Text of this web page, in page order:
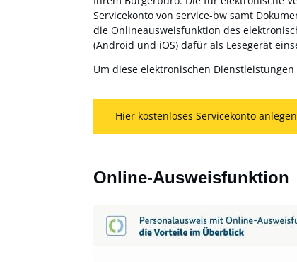
Servicekonto von service-bw samt
die Onlineausweisfunktion des
(Android und iOS) dafür als Lesegerät
Um diese elektronischen
Hier kostenloses Servicekonto anlegen
Online-Ausweisfunktion